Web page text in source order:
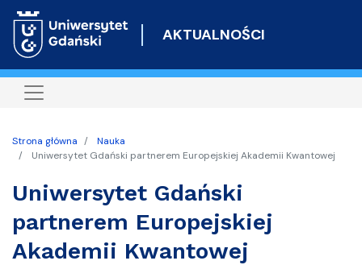
do
AKTUALNOŚCI
Strona główna
Nauka
Uniwersytet Gdański partnerem Europejskiej Akademii Kwantowej
Uniwersytet Gdański
partnerem Europejskiej
Akademii Kwantowej